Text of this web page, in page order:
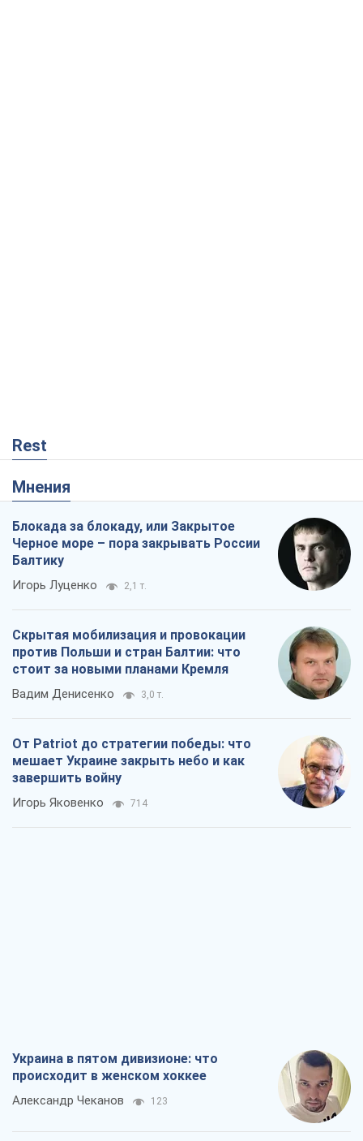
Rest
Мнения
Блокада за блокаду, или Закрытое
Черное море – пора закрывать России
Балтику
Игорь Луценко 2,1 т.
Скрытая мобилизация и провокации
против Польши и стран Балтии: что
стоит за новыми планами Кремля
Вадим Денисенко 3,0 т.
От Patriot до стратегии победы: что
мешает Украине закрыть небо и как
завершить войну
Игорь Яковенко 714
Украина в пятом дивизионе: что
происходит в женском хоккее
Александр Чеканов 123